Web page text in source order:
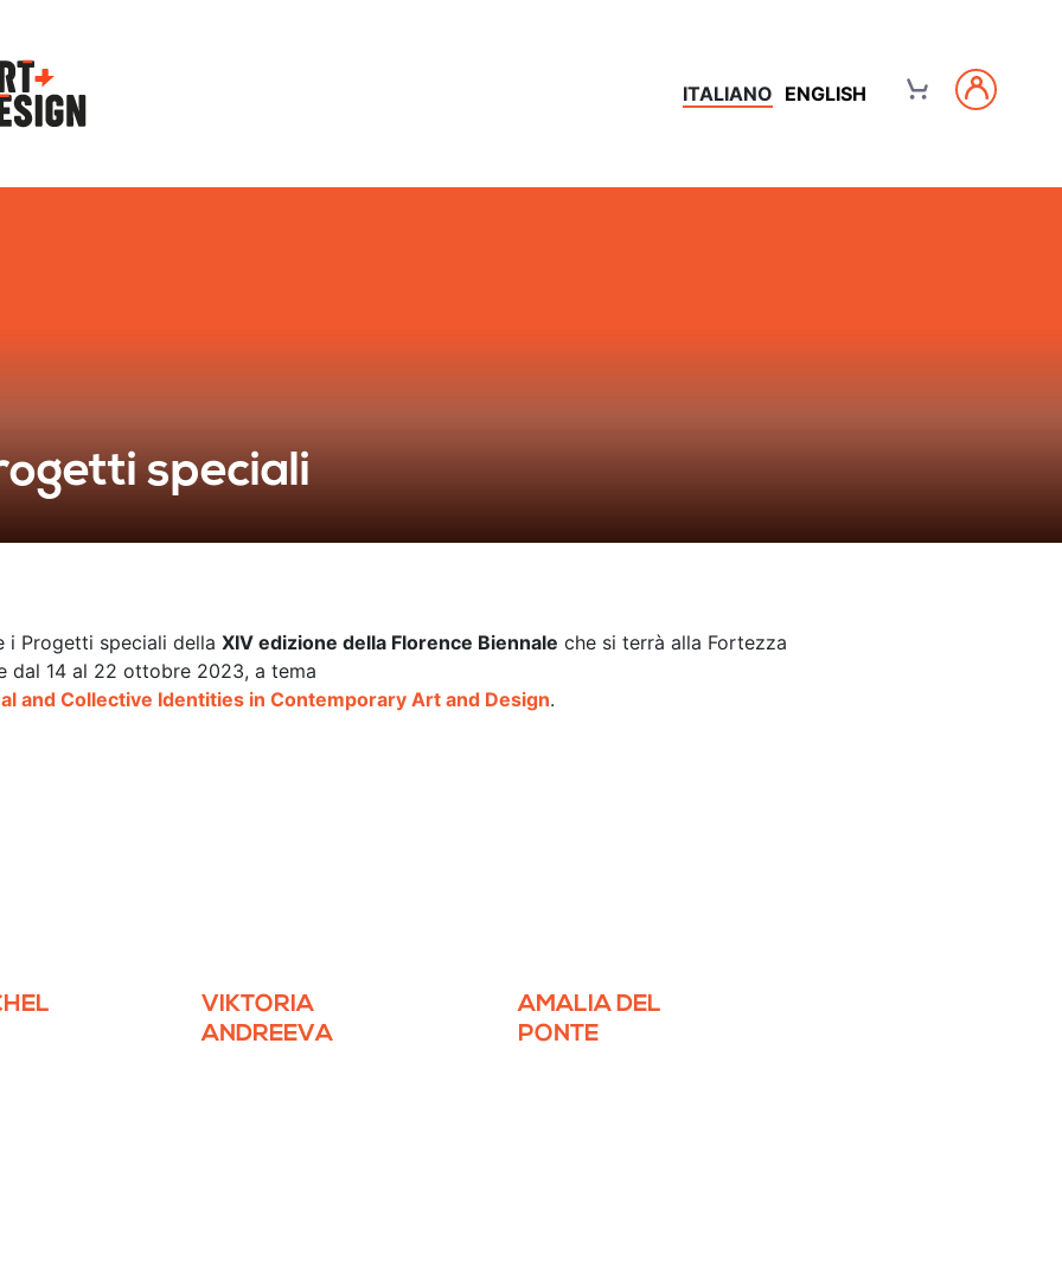
ITALIANO ENGLISH
speciali
i Progetti speciali della XIV edizione della Florence Biennale che si terrà alla Fortezza
dal 14 al 22 ottobre 2023, a tema
and Collective Identities in Contemporary Art and Design.
VIKTORIA
ANDREEVA
AMALIA DEL
PONTE